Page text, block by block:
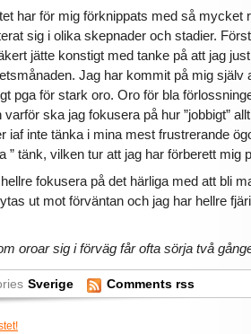
har för mig förknippats med så mycket
sig i olika skepnader och stadier.
jätte konstigt med tanke på att jag
Jag har kommit på mig själv
pga för stark oro. Oro för bla
varför ska jag fokusera på hur ”jobbigt”
iaf inte tänka i mina mest frustrerande
” tänk, vilken tur att jag har förberett mig
fokusera på det härliga med att bli
ut mot förväntan och jag har hellre
oroar sig i förväg får ofta sörja två
Sverige Comments rss